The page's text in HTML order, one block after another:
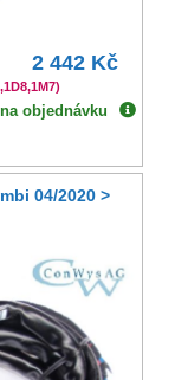
2 442 Kč
na objednávku
04/2020 >